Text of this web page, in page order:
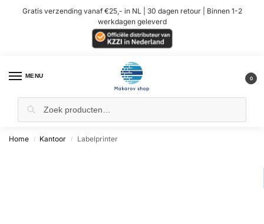
Gratis verzending vanaf €25,- in NL | 30 dagen retour | Binnen 1-2
werkdagen geleverd
MENU 0
Home / Kantoor / Labelprinter